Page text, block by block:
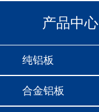
产品中心
纯铝板
合金铝板